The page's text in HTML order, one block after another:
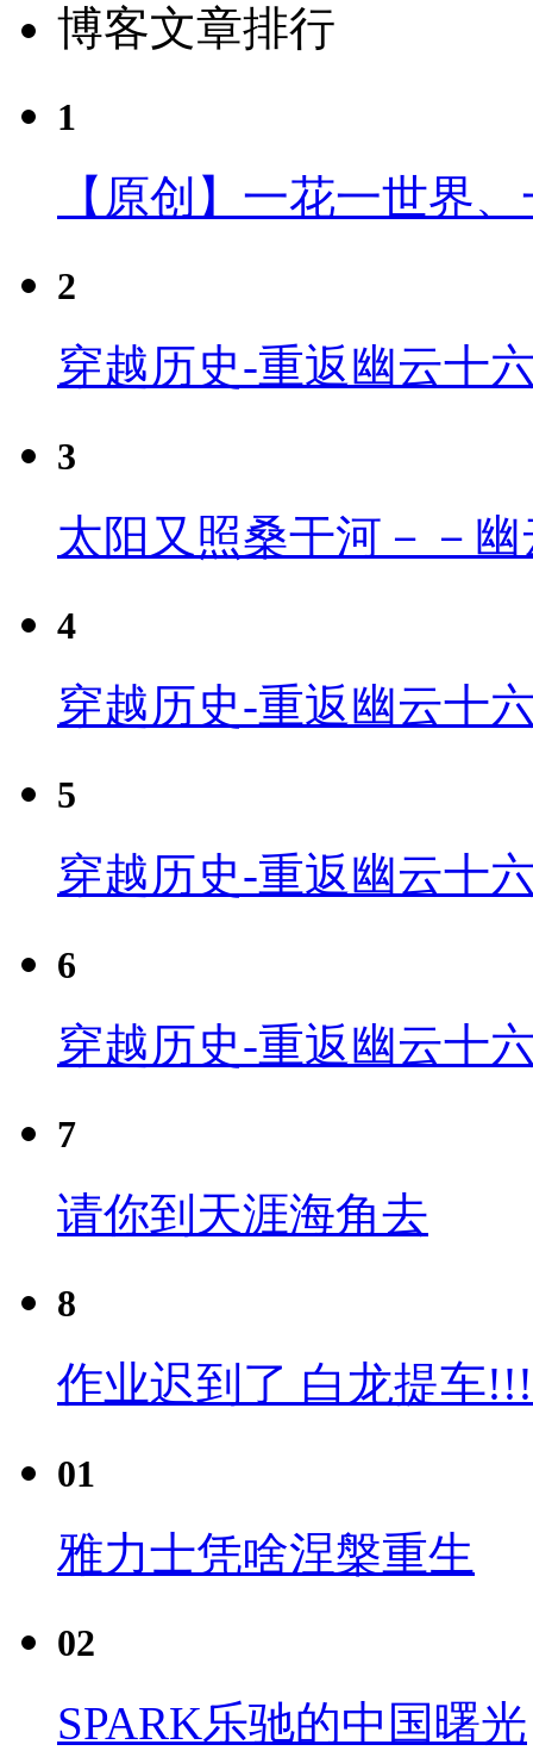
博客文章排行
1
【原创】一花一世界
2
穿越历史-重返幽云十
3
太阳又照桑干河－－
4
穿越历史-重返幽云十
5
穿越历史-重返幽云十
6
穿越历史-重返幽云十
7
请你到天涯海角去
8
作业迟到了 白龙提车
01
雅力士凭啥涅槃重生
02
SPARK乐驰的中国曙光